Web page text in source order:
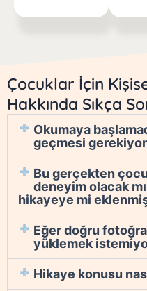
unutamayacağım
Çocuklar İçin
Hakkında Sıkça
Okumaya
geçmesi
Bu gerçekten
deneyim olacak
hikayeye mi